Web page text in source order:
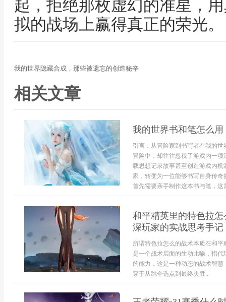
起，拒绝那枚虚幻的准星，
拟的战场上赢得真正的荣光。
我的世界隐藏合成，那些被遗忘的创造秘辛
相关文章
我的世界书和笔怎么
引言：从冒险家到书写者在我的
冒险中，却往往忽视了游戏内一
载思想记录故事甚至创造游戏内
家，转变为一位能够书写自身传
首先需要亲手制作这本书与笔，这
和平精英里的特色拉
深玩家的实战思考手记
所谓特色拉怎么的战术本质在和
是一个战术层面的生动比喻，指
的能力，这是一种动态的战术智
穿于从跳伞选点到最终决胜...